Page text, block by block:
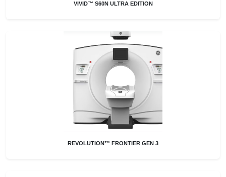
VIVID™ S60N ULTRA EDITION
REVOLUTION™ FRONTIER GEN 3